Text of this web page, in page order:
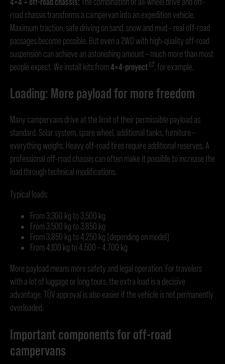
road chassis transforms a campervan into an expedition vehicle.
Maximum traction, safe driving on sand, snow and mud – real off-road
passages become possible. But even a 2WD with high-quality off-road
suspension can achieve an astonishing amount – much more than most
people expect. We install kits from4×4-proyect , for example.
Loading: More payload for more freedom
Many campervans drive at the limit of their permissible payload as
standard. Solar system, spare wheel, additional tanks, furniture –
everything weighs. Heavy off-road tires require additional reserves. A
professional off-road chassis can often make it possible to increase the
load through technical modifications.
Typical loads:
From 3,300 kg to 3,500 kg
From 3,500 kg to 3,850 kg
From 3,850 kg to 4,250 kg (depending on model)
From 4,100 kg to 4,500 – 4,700 kg
More payload means more safety and legal operation. For travelers
with a lot of luggage or long tours, the extra load is a decisive
advantage. TÜV approval is also easier if the vehicle is not permanently
overloaded.
Important components for off-road
campervans